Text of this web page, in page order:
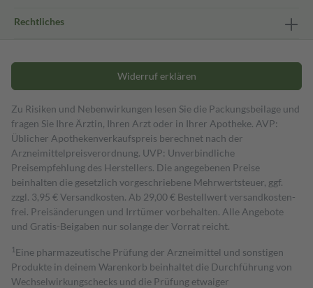
Rechtliches
Widerruf erklären
Zu Risiken und Nebenwirkungen lesen Sie die Packungsbeilage und
fragen Sie Ihre Ärztin, Ihren Arzt oder in Ihrer Apotheke. AVP:
Üblicher Apothekenverkaufspreis berechnet nach der
Arzneimittelpreisverordnung. UVP: Unverbindliche
Preisempfehlung des Herstellers. Die angegebenen Preise
beinhalten die gesetzlich vorgeschriebene Mehrwertsteuer, ggf.
zzgl. 3,95 € Versandkosten. Ab 29,00 € Bestell­wert versand­kosten­
frei. Preisänderungen und Irrtümer vorbehalten. Alle Angebote
und Gratis-Beigaben nur solange der Vorrat reicht.
1 Eine pharmazeutische Prüfung der Arzneimittel und sonstigen
Produkte in deinem Warenkorb beinhaltet die Durchführung von
Wechselwirkungschecks und die Prüfung etwaiger